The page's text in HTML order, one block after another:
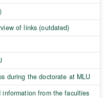
of links (outdated)
during the doctorate at MLU
from the faculties